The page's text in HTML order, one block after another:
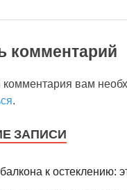
комментарий
комментария вам
.
ЗАПИСИ
к остеклению: